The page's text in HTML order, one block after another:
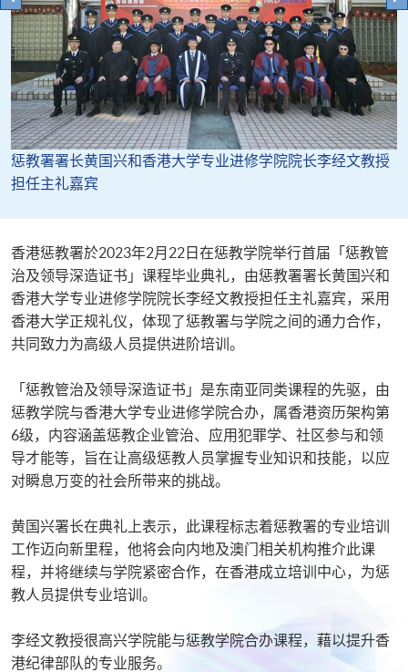
惩教署署长黄国兴和香港大学专业进修学院院长李经文教授
担任主礼嘉宾
香港惩教署於2023年2月22日在惩教学院举行首届「惩教管
治及领导深造证书」课程毕业典礼，由惩教署署长黄国兴和
香港大学专业进修学院院长李经文教授担任主礼嘉宾，采用
香港大学正规礼仪，体现了惩教署与学院之间的通力合作，
共同致力为高级人员提供进阶培训。
「惩教管治及领导深造证书」是东南亚同类课程的先驱，由
惩教学院与香港大学专业进修学院合办，属香港资历架构第
6级，内容涵盖惩教企业管治、应用犯罪学、社区参与和领
导才能等，旨在让高级惩教人员掌握专业知识和技能，以应
对瞬息万变的社会所带来的挑战。
黄国兴署长在典礼上表示，此课程标志着惩教署的专业培训
工作迈向新里程，他将会向内地及澳门相关机构推介此课
程，并将继续与学院紧密合作，在香港成立培训中心，为惩
教人员提供专业培训。
李经文教授很高兴学院能与惩教学院合办课程，藉以提升香
港纪律部队的专业服务。